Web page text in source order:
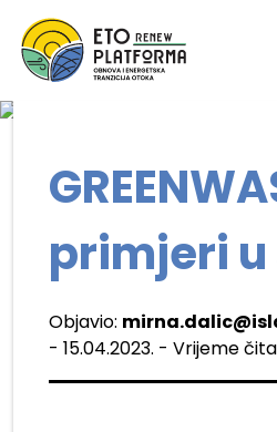
primjeri
Objavio:
- 15.04.2023. - Vrijeme